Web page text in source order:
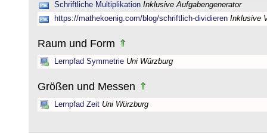
Schriftliche Multiplikation Inklusive Aufgabengenerator
https://mathekoenig.com/blog/schriftlich-dividieren Inklusive
Raum und Form
Lernpfad Symmetrie Uni Würzburg
Größen und Messen
Lernpfad Zeit Uni Würzburg